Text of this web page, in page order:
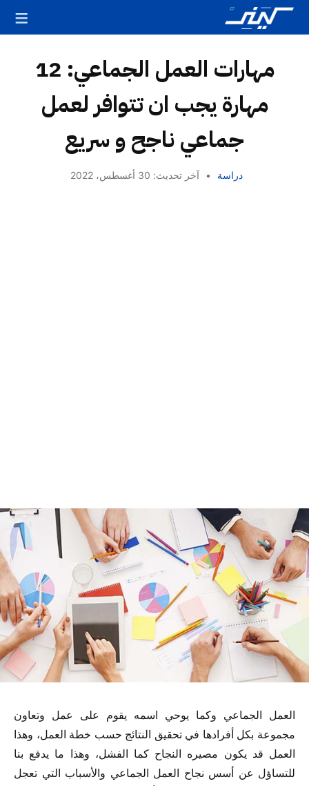
مهارات العمل الجماعي: 12
مهارة يجب ان تتوافر لعمل
جماعي ناجح و سريع
دراسة • آخر تحديث: 30 أغسطس، 2022
العمل الجماعي وكما يوحي اسمه يقوم على عمل وتعاون
مجموعة بكل أفرادها في تحقيق النتائج حسب خطة العمل، وهذا
العمل قد يكون مصيره النجاح كما الفشل، وهذا ما يدفع بنا
للتساؤل عن أسس نجاح العمل الجماعي والأسباب التي تعجل